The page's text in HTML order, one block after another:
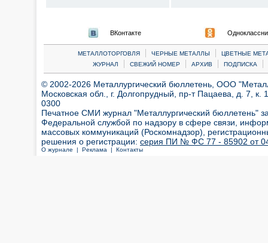
ВКонтакте
МЕТАЛЛОТОРГОВЛЯ | ЧЕРНЫЕ МЕТАЛЛЫ |
ЦВЕТНЫЕ
ЖУРНАЛ
| СВЕЖИЙ НОМЕР | АРХИВ | ПОДПИСКА |
© 2002-2026 Металлургический бюллетень, ООО
Московская обл., г. Долгопрудный, пр-т Пацаева, д. 7,
0300
Печатное СМИ журнал "Металлургический бюллетень"
Федеральной службой по надзору в сфере связи,
массовых коммуникаций (Роскомнадзор),
решения о регистрации: серия ПИ № ФС 77 - 85902 от 04
О журнале | Реклама | Контакты